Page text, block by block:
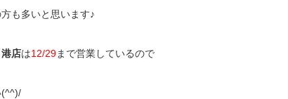
も多いと思います♪
店は12/29まで営業しているので
(^^)/